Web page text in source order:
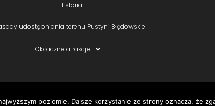
Historia
udostępniania terenu Pustyni Błędowskiej
Okoliczne atrakcje
poziomie. Dalsze korzystanie ze strony oznacza, że